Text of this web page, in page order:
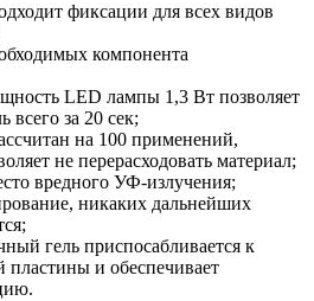
фиксации для всех видов
компонента
LED лампы 1,3 Вт позволяет
всего за 20 сек;
на 100 применений,
не перерасходовать материал;
вредного УФ-излучения;
никаких дальнейших
гель приспосабливается к
и обеспечивает